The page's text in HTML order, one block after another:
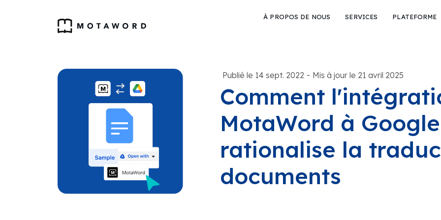
À PROPOS DE NOUS SERVICES PLATEFORME
Publié le 14 sept. 2022 - Mis à jour le 21 avril 2025
Comment
MotaWord à
rationalise la
documents